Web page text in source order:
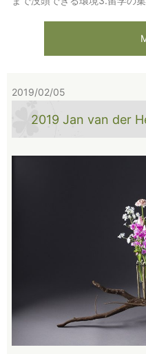
2019/02/05
2019 Jan van der